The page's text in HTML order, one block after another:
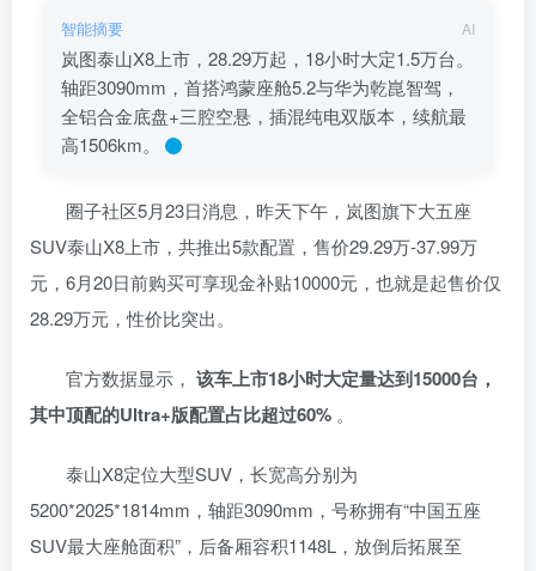
智能摘要 AI
岚图泰山X8上市，28.29万起，18小时大定1.5万台。
轴距3090mm，首搭鸿蒙座舱5.2与华为乾崑智驾，
全铝合金底盘+三腔空悬，插混纯电双版本，续航最
高1506km。
圈子社区5月23日消息，昨天下午，岚图旗下大五座
SUV泰山X8上市，共推出5款配置，售价29.29万-37.99万
元，6月20日前购买可享现金补贴10000元，也就是起售价仅
28.29万元，性价比突出。
官方数据显示， 该车上市18小时大定量达到15000台，
其中顶配的Ultra+版配置占比超过60% 。
泰山X8定位大型SUV，长宽高分别为
5200*2025*1814mm，轴距3090mm，号称拥有“中国五座
SUV最大座舱面积”，后备厢容积1148L，放倒后拓展至
登录
没有账号？立即注册
用户名/手机号/邮箱
记住登录
登录
使用社交账号登录即表示同意用户协议